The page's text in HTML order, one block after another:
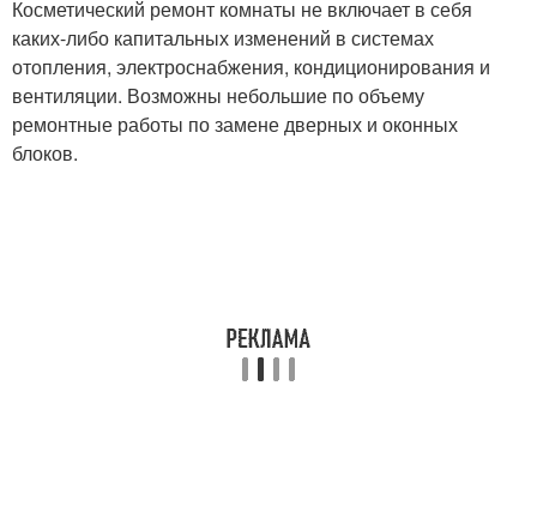
Косметический ремонт комнаты не включает в себя
каких-либо капитальных изменений в системах
отопления, электроснабжения, кондиционирования и
вентиляции. Возможны небольшие по объему
ремонтные работы по замене дверных и оконных
блоков.